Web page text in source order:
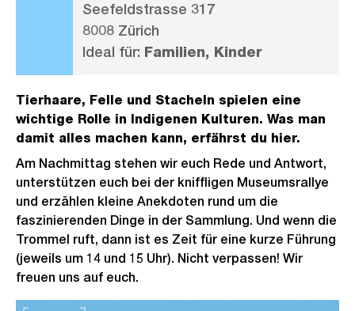
Seefeldstrasse 317
8008 Zürich
Ideal für: Familien, Kinder
Tierhaare, Felle und Stacheln spielen eine
wichtige Rolle in Indigenen Kulturen. Was man
damit alles machen kann, erfährst du hier.
Am Nachmittag stehen wir euch Rede und Antwort,
unterstützen euch bei der kniffligen Museumsrallye
und erzählen kleine Anekdoten rund um die
faszinierenden Dinge in der Sammlung. Und wenn die
Trommel ruft, dann ist es Zeit für eine kurze Führung
(jeweils um 14 und 15 Uhr). Nicht verpassen! Wir
freuen uns auf euch.